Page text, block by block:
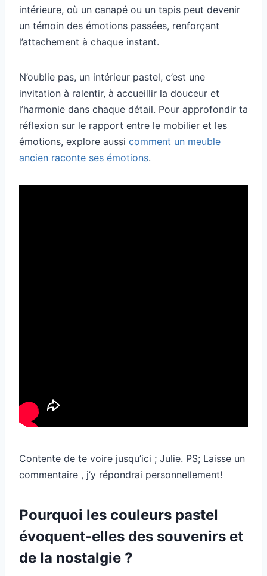
intérieure, où un canapé ou un tapis peut devenir
un témoin des émotions passées, renforçant
l’attachement à chaque instant.
N’oublie pas, un intérieur pastel, c’est une
invitation à ralentir, à accueillir la douceur et
l’harmonie dans chaque détail. Pour approfondir ta
réflexion sur le rapport entre le mobilier et les
émotions, explore aussi comment un meuble
ancien raconte ses émotions.
Contente de te voire jusqu’ici ; Julie. PS; Laisse un
commentaire , j’y répondrai personnellement!
Pourquoi les couleurs pastel
évoquent-elles des souvenirs et
de la nostalgie ?